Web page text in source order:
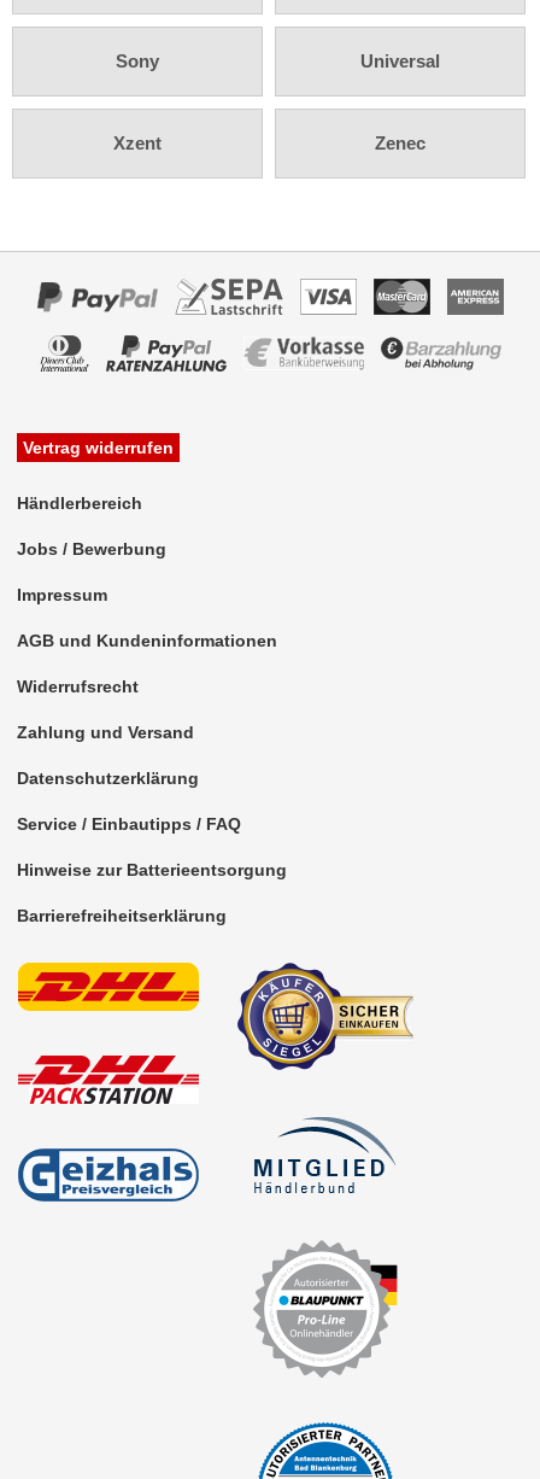
Aktivsystemadapter
Antennenadapter
Antennensplitter
Antennenstab
Antennenstecker
Antennenzubehör
Bluetooth
Cinch-Kabel
DAB+
Entriegelung
Entstörmaterial
Ersatzteile
Fahrzeughalter
Fernbedienungen
Freischaltmodule
Frequenzweichen
iPod
Sony Universal
Xzent Zenec
Vertrag widerrufen
Händlerbereich
Jobs / Bewerbung
Impressum
AGB und Kundeninformationen
Widerrufsrecht
Zahlung und Versand
Datenschutzerklärung
Service / Einbautipps / FAQ
Hinweise zur Batterieentsorgung
Barrierefreiheitserklärung